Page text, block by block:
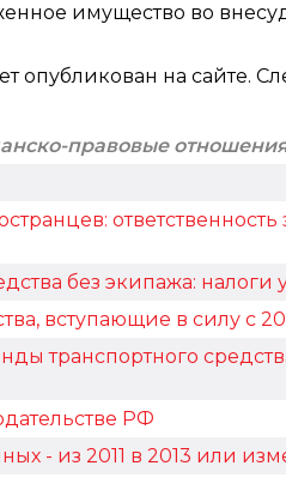
имущество во
на сайте.
правовые
без экипажа: налоги
вступающие в силу с
транспортного
РФ
- из 2011 в 2013 или